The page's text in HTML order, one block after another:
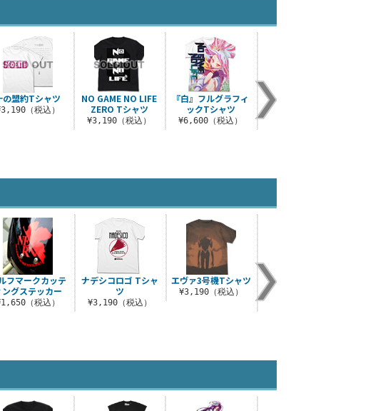
の盟約Tシャツ
（税込）
NO GAME NO LIFE
ZERO Tシャツ
¥3,190（税込）
『白』フルグラフィ
ックTシャツ
¥6,600（税込）
★限定★オメガぐっ
フマークカッテ
ングステッカー
（税込）
ナデシコロゴ Tシャ
ツ
¥3,190（税込）
エヴァ3号機Tシャツ
¥3,190（税込）
「白」オメガぐっじ